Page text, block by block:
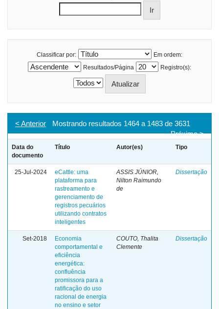
Classificar por:
Em ordem:
Resultados/Página
Registro(s):
Mostrando resultados 1464 a 1483 de 3631
< Anterior
Próximo >
Data do
documento
Título Autor(es) Tipo
25-Jul-2024
eCattle: uma
plataforma para
rastreamento e
gerenciamento de
registros pecuários
utilizando contratos
inteligentes
ASSIS JÚNIOR,
Nilton Raimundo
de
Dissertação
Set-2018
Economia
comportamental e
eficiência
energética:
confluência
promissora para a
ratificação do uso
racional de energia
no ensino e setor
COUTO, Thalita
Clemente
Dissertação